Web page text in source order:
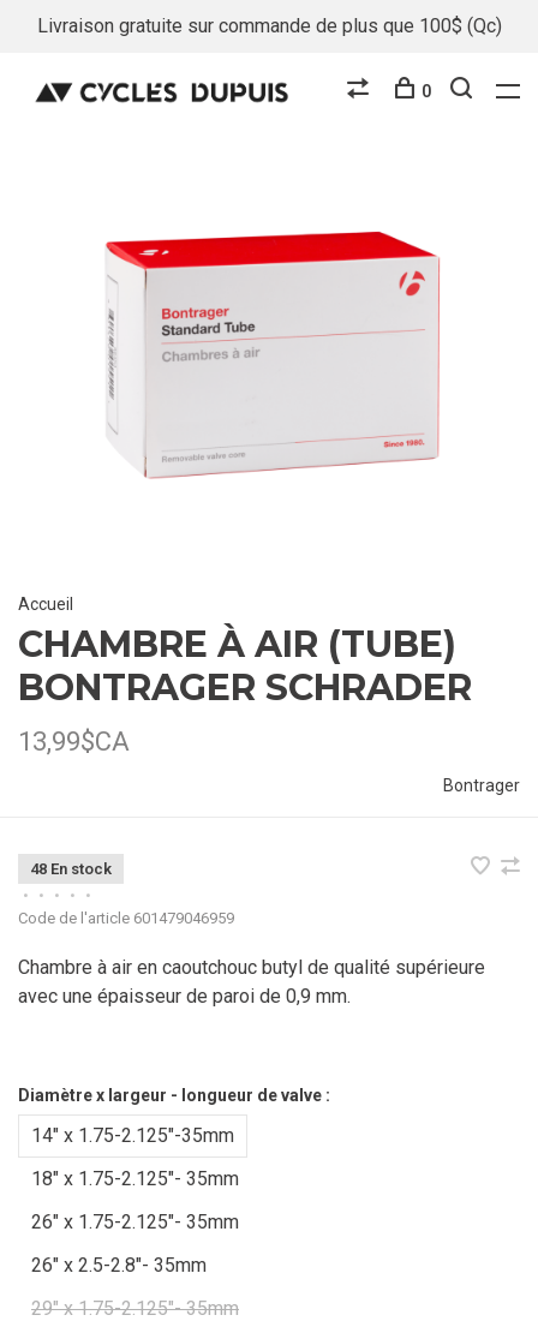
Livraison gratuite sur commande de plus que 100$ (Qc)
0
Accueil
CHAMBRE À AIR (TUBE)
BONTRAGER SCHRADER
13,99$CA
Bontrager
48 En stock
•
• • •
•
Code de l'article 601479046959
Chambre à air en caoutchouc butyl de qualité supérieure
avec une épaisseur de paroi de 0,9 mm.
Diamètre x largeur - longueur de valve :
14" x 1.75-2.125"-35mm
18" x 1.75-2.125"- 35mm
26" x 1.75-2.125"- 35mm
26" x 2.5-2.8"- 35mm
29" x 1.75-2.125"- 35mm